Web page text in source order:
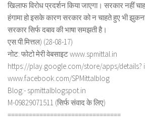
खिलाफ विरोध प्रदर्शन किया जाएगा। सरकार नहीं
हंगामा हो इसके कारण सरकार को न चाहते हुए भी
सरकार सिर्फ दबाव की भाषा समझती है।
एस.पी.मित्तल) (28-08-17)
नोट: फोटो मेरी वेबसाइट www.spmittal.in
https://play.google.com/store/apps/details?
www.facebook.com/SPMittalblog
Blog:- spmittalblogspot.in
M-09829071511 (सिर्फ संवाद के लिए)
================================